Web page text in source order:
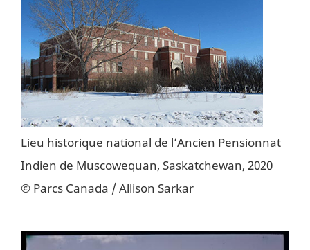
Lieu historique national de l’Ancien Pensionnat
Indien de Muscowequan, Saskatchewan, 2020
© Parcs Canada / Allison Sarkar